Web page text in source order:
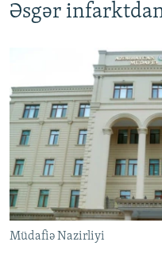
Əsgər
Müdafiə Nazirliyi